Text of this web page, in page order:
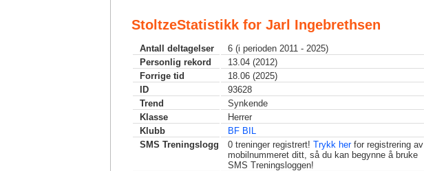
StoltzeStatistikk for Jarl Ingebrethsen
Antall deltagelser
6 (i perioden 2011 - 2025)
Personlig rekord
13.04 (2012)
Forrige tid
18.06 (2025)
ID
93628
Trend
Synkende
Klasse
Herrer
Klubb
BF BIL
SMS Treningslogg
0 treninger registrert! Trykk herfor registrering av
mobilnummeret ditt, så du kan begynne å bruke
SMS Treningsloggen!